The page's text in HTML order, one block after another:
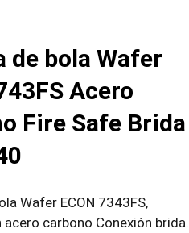
de bola Wafer
Acero
Fire Safe Brida
Wafer ECON 7343FS,
acero carbono Conexión brida.